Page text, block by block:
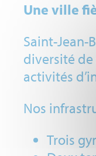
Une ville
Saint-Jean-
diversité de
activités
Nos
Trois